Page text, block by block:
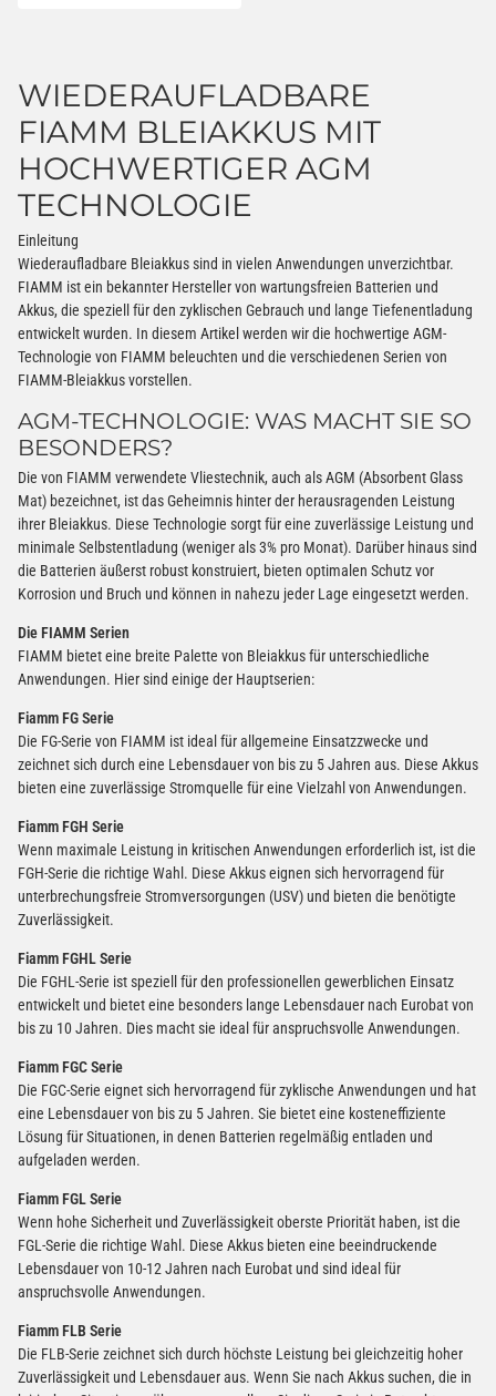
WIEDERAUFLADBARE
FIAMM BLEIAKKUS MIT
HOCHWERTIGER AGM
TECHNOLOGIE
Einleitung
Wiederaufladbare Bleiakkus sind in vielen Anwendungen unverzichtbar.
FIAMM ist ein bekannter Hersteller von wartungsfreien Batterien und
Akkus, die speziell für den zyklischen Gebrauch und lange Tiefenentladung
entwickelt wurden. In diesem Artikel werden wir die hochwertige AGM-
Technologie von FIAMM beleuchten und die verschiedenen Serien von
FIAMM-Bleiakkus vorstellen.
AGM-TECHNOLOGIE: WAS MACHT SIE SO
BESONDERS?
Die von FIAMM verwendete Vliestechnik, auch als AGM (Absorbent Glass
Mat) bezeichnet, ist das Geheimnis hinter der herausragenden Leistung
ihrer Bleiakkus. Diese Technologie sorgt für eine zuverlässige Leistung und
minimale Selbstentladung (weniger als 3% pro Monat). Darüber hinaus sind
die Batterien äußerst robust konstruiert, bieten optimalen Schutz vor
Korrosion und Bruch und können in nahezu jeder Lage eingesetzt werden.
Die FIAMM Serien
FIAMM bietet eine breite Palette von Bleiakkus für unterschiedliche
Anwendungen. Hier sind einige der Hauptserien:
Fiamm FG Serie
Die FG-Serie von FIAMM ist ideal für allgemeine Einsatzzwecke und
zeichnet sich durch eine Lebensdauer von bis zu 5 Jahren aus. Diese Akkus
bieten eine zuverlässige Stromquelle für eine Vielzahl von Anwendungen.
Fiamm FGH Serie
Wenn maximale Leistung in kritischen Anwendungen erforderlich ist, ist die
FGH-Serie die richtige Wahl. Diese Akkus eignen sich hervorragend für
unterbrechungsfreie Stromversorgungen (USV) und bieten die benötigte
Zuverlässigkeit.
Fiamm FGHL Serie
Die FGHL-Serie ist speziell für den professionellen gewerblichen Einsatz
entwickelt und bietet eine besonders lange Lebensdauer nach Eurobat von
bis zu 10 Jahren. Dies macht sie ideal für anspruchsvolle Anwendungen.
Fiamm FGC Serie
Die FGC-Serie eignet sich hervorragend für zyklische Anwendungen und hat
eine Lebensdauer von bis zu 5 Jahren. Sie bietet eine kosteneffiziente
Lösung für Situationen, in denen Batterien regelmäßig entladen und
aufgeladen werden.
Fiamm FGL Serie
Wenn hohe Sicherheit und Zuverlässigkeit oberste Priorität haben, ist die
FGL-Serie die richtige Wahl. Diese Akkus bieten eine beeindruckende
Lebensdauer von 10-12 Jahren nach Eurobat und sind ideal für
anspruchsvolle Anwendungen.
Fiamm FLB Serie
Die FLB-Serie zeichnet sich durch höchste Leistung bei gleichzeitig hoher
Zuverlässigkeit und Lebensdauer aus. Wenn Sie nach Akkus suchen, die in